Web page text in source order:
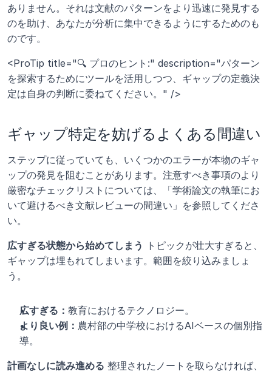
ありません。それは文献のパターンをより迅速に発見する
のを助け、あなたが分析に集中できるようにするためのも
のです。
<ProTip title="🔍 プロのヒント:" description="パターン
を探索するためにツールを活用しつつ、ギャップの定義決
定は自身の判断に委ねてください。" />
ギャップ特定を妨げるよくある間違い
ステップに従っていても、いくつかのエラーが本物のギャ
ップの発見を阻むことがあります。注意すべき事項のより
厳密なチェックリストについては、「学術論文の執筆にお
いて避けるべき文献レビューの間違い」を参照してくださ
い。
広すぎる状態から始めてしまう
トピックが壮大すぎると、
ギャップは埋もれてしまいます。範囲を絞り込みましょ
う。
広すぎる： 教育におけるテクノロジー。
より良い例： 農村部の中学校におけるAIベースの個別指
導。
計画なしに読み進める 整理されたノートを取らなければ、